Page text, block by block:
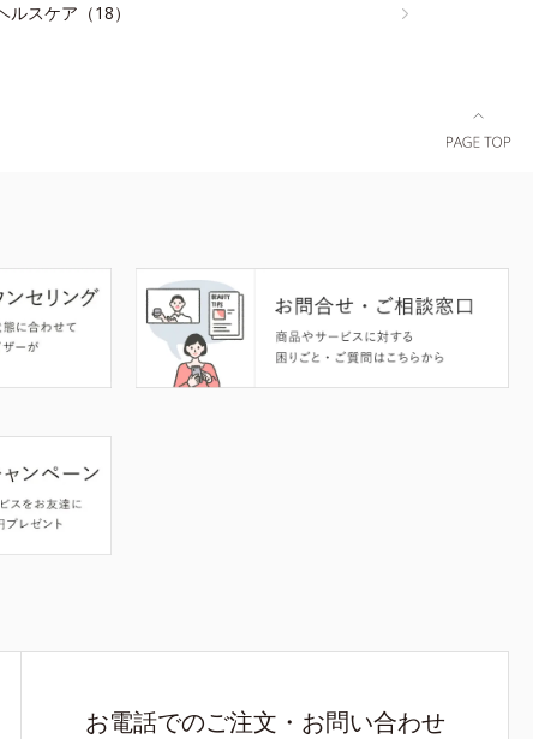
ルスケア（18）
お電話でのご注文・お問い合わせ